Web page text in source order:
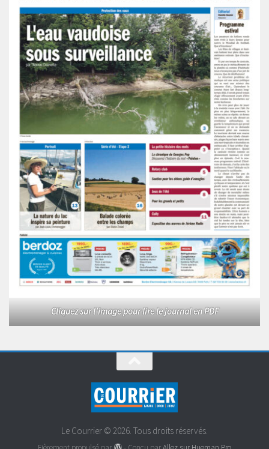
Cliquez sur l'image pour lire le journal en PDF
Le Courrier © 2026. Tous droits réservés.